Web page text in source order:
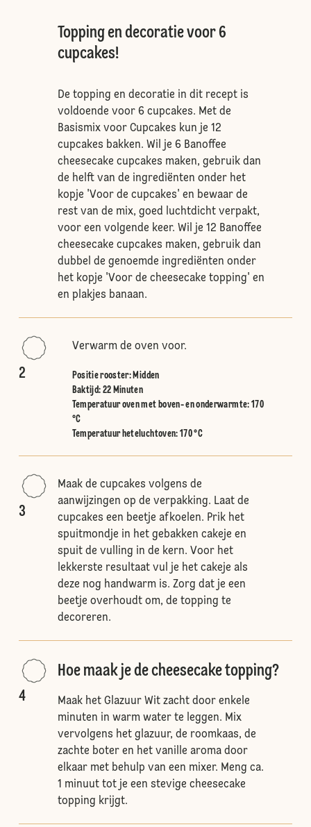
Topping en decoratie voor 6
cupcakes!
De topping en decoratie in dit recept is
voldoende voor 6 cupcakes. Met de
Basismix voor Cupcakes kun je 12
cupcakes bakken. Wil je 6 Banoffee
cheesecake cupcakes maken, gebruik dan
de helft van de ingrediënten onder het
kopje 'Voor de cupcakes' en bewaar de
rest van de mix, goed luchtdicht verpakt,
voor een volgende keer. Wil je 12 Banoffee
cheesecake cupcakes maken, gebruik dan
dubbel de genoemde ingrediënten onder
het kopje 'Voor de cheesecake topping' en
en plakjes banaan.
2
Verwarm de oven voor.
Positie rooster: Midden
Baktijd: 22 Minuten
Temperatuur oven met boven- en onderwarmte: 170
°C
Temperatuur heteluchtoven: 170 °C
3
Maak de cupcakes volgens de
aanwijzingen op de verpakking. Laat de
cupcakes een beetje afkoelen. Prik het
spuitmondje in het gebakken cakeje en
spuit de vulling in de kern. Voor het
lekkerste resultaat vul je het cakeje als
deze nog handwarm is. Zorg dat je een
beetje overhoudt om, de topping te
decoreren.
4
Hoe maak je de cheesecake topping?
Maak het Glazuur Wit zacht door enkele
minuten in warm water te leggen. Mix
vervolgens het glazuur, de roomkaas, de
zachte boter en het vanille aroma door
elkaar met behulp van een mixer. Meng ca.
1 minuut tot je een stevige cheesecake
topping krijgt.